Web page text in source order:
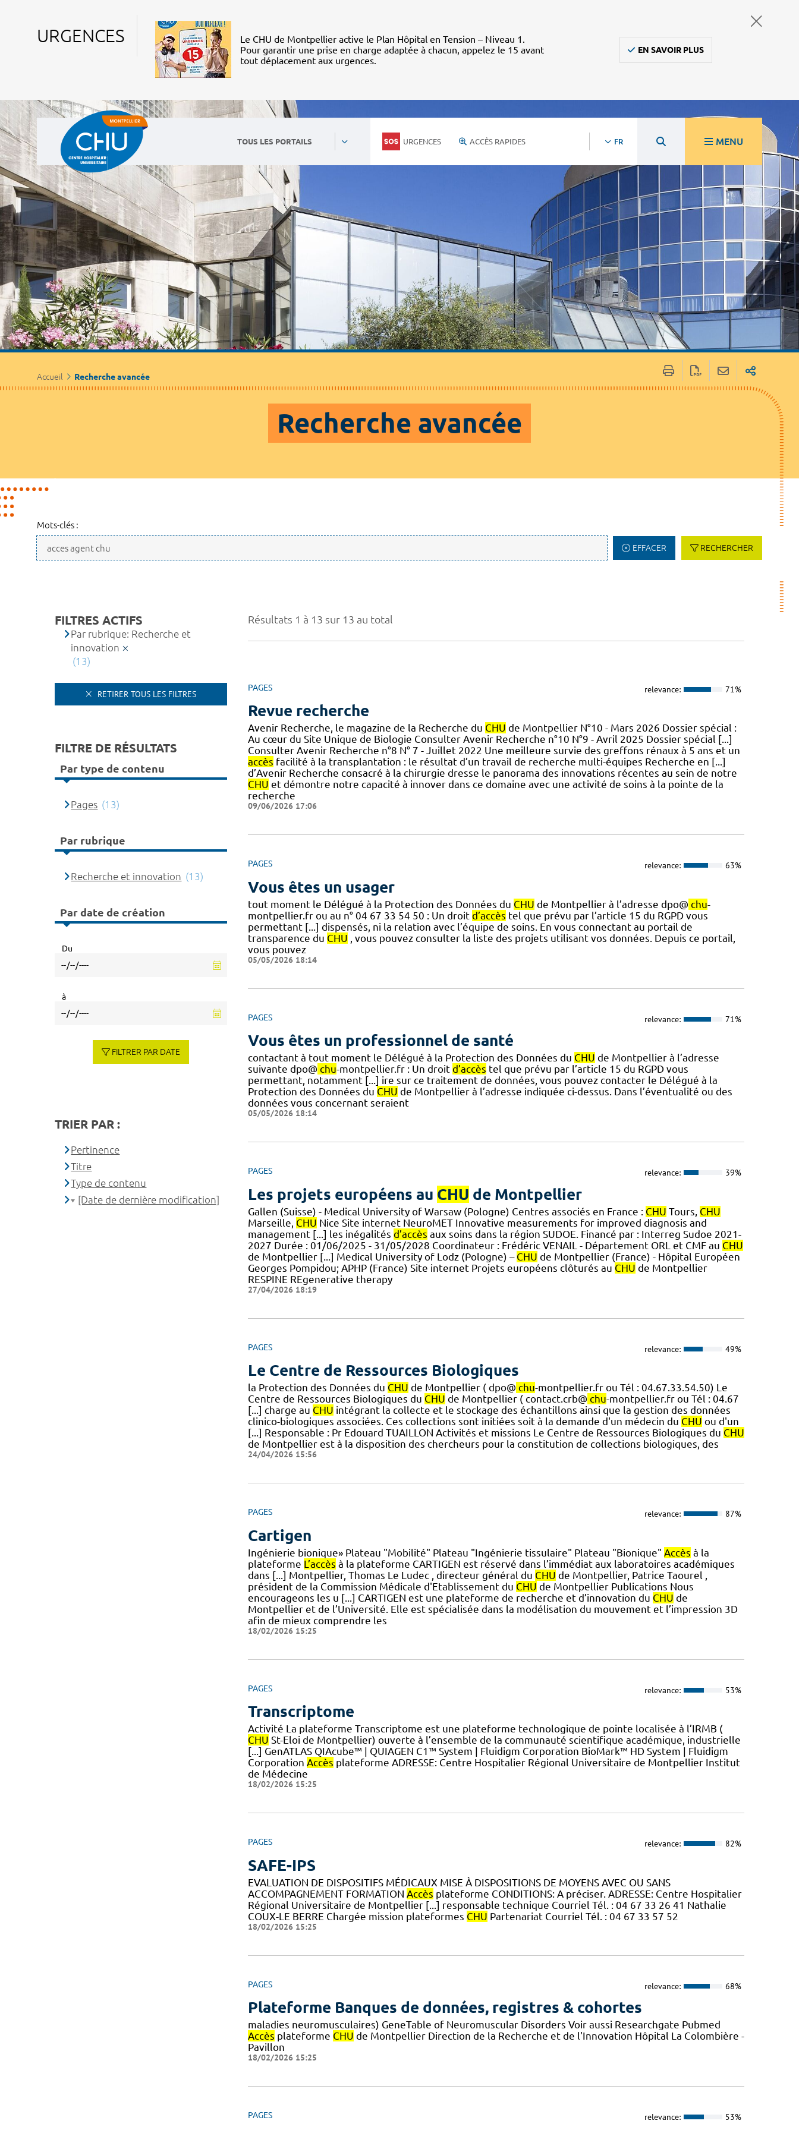
URGENCES
Le CHU de Montpellier active le Plan Hôpital en Tension – Niveau 1.
Pour garantir une prise en charge adaptée à chacun, appelez le 15 avant
tout déplacement aux urgences.
EN SAVOIR PLUS
TOUS LES PORTAILS URGENCES ACCÈS RAPIDES FR MENU
Accueil Recherche avancée
Recherche avancée
Mots-clés :
EFFACER RECHERCHER
Résultats 1 à 13 sur 13 au total
PAGES relevance: 71%
Revue recherche
Avenir Recherche, le magazine de la Recherche du CHU de Montpellier N°10 - Mars 2026 Dossier spécial :
Au cœur du Site Unique de Biologie Consulter Avenir Recherche n°10 N°9 - Avril 2025 Dossier spécial [...]
Consulter Avenir Recherche n°8 N° 7 - Juillet 2022 Une meilleure survie des greffons rénaux à 5 ans et un
accès facilité à la transplantation : le résultat d’un travail de recherche multi-équipes Recherche en [...]
d’Avenir Recherche consacré à la chirurgie dresse le panorama des innovations récentes au sein de notre
CHU et démontre notre capacité à innover dans ce domaine avec une activité de soins à la pointe de la
recherche
09/06/2026 17:06
PAGES relevance: 63%
Vous êtes un usager
tout moment le Délégué à la Protection des Données du CHU de Montpellier à l’adresse dpo@ chu-
montpellier.fr ou au n° 04 67 33 54 50 : Un droit d’accès tel que prévu par l’article 15 du RGPD vous
permettant [...] dispensés, ni la relation avec l’équipe de soins. En vous connectant au portail de
transparence du CHU , vous pouvez consulter la liste des projets utilisant vos données. Depuis ce portail,
vous pouvez
05/05/2026 18:14
PAGES relevance: 71%
Vous êtes un professionnel de santé
contactant à tout moment le Délégué à la Protection des Données du CHU de Montpellier à l’adresse
suivante dpo@ chu-montpellier.fr : Un droit d’accès tel que prévu par l’article 15 du RGPD vous
permettant, notamment [...] ire sur ce traitement de données, vous pouvez contacter le Délégué à la
Protection des Données du CHU de Montpellier à l’adresse indiquée ci-dessus. Dans l’éventualité ou des
données vous concernant seraient
05/05/2026 18:14
PAGES relevance: 39%
Les projets européens au CHU de Montpellier
Gallen (Suisse) - Medical University of Warsaw (Pologne) Centres associés en France : CHU Tours, CHU
Marseille, CHU Nice Site internet NeuroMET Innovative measurements for improved diagnosis and
management [...] les inégalités d’accès aux soins dans la région SUDOE. Financé par : Interreg Sudoe 2021-
2027 Durée : 01/06/2025 - 31/05/2028 Coordinateur : Frédéric VENAIL - Département ORL et CMF au CHU
de Montpellier [...] Medical University of Lodz (Pologne) – CHU de Montpellier (France) - Hôpital Européen
Georges Pompidou; APHP (France) Site internet Projets européens clôturés au CHU de Montpellier
RESPINE REgenerative therapy
27/04/2026 18:19
PAGES relevance: 49%
Le Centre de Ressources Biologiques
la Protection des Données du CHU de Montpellier ( dpo@ chu-montpellier.fr ou Tél : 04.67.33.54.50) Le
Centre de Ressources Biologiques du CHU de Montpellier ( contact.crb@ chu-montpellier.fr ou Tél : 04.67
[...] charge au CHU intégrant la collecte et le stockage des échantillons ainsi que la gestion des données
clinico-biologiques associées. Ces collections sont initiées soit à la demande d'un médecin du CHU ou d'un
[...] Responsable : Pr Edouard TUAILLON Activités et missions Le Centre de Ressources Biologiques du CHU
de Montpellier est à la disposition des chercheurs pour la constitution de collections biologiques, des
24/04/2026 15:56
PAGES relevance: 87%
Cartigen
Ingénierie bionique» Plateau "Mobilité" Plateau "Ingénierie tissulaire" Plateau "Bionique" Accès à la
plateforme L’accès à la plateforme CARTIGEN est réservé dans l’immédiat aux laboratoires académiques
dans [...] Montpellier, Thomas Le Ludec , directeur général du CHU de Montpellier, Patrice Taourel ,
président de la Commission Médicale d'Etablissement du CHU de Montpellier Publications Nous
encourageons les u [...] CARTIGEN est une plateforme de recherche et d’innovation du CHU de
Montpellier et de l’Université. Elle est spécialisée dans la modélisation du mouvement et l’impression 3D
afin de mieux comprendre les
18/02/2026 15:25
PAGES relevance: 53%
Transcriptome
Activité La plateforme Transcriptome est une plateforme technologique de pointe localisée à l’IRMB (
CHU St-Eloi de Montpellier) ouverte à l’ensemble de la communauté scientifique académique, industrielle
[...] GenATLAS QIAcube™ | QUIAGEN C1™ System | Fluidigm Corporation BioMark™ HD System | Fluidigm
Corporation Accès plateforme ADRESSE: Centre Hospitalier Régional Universitaire de Montpellier Institut
de Médecine
18/02/2026 15:25
PAGES relevance: 82%
SAFE-IPS
EVALUATION DE DISPOSITIFS MÉDICAUX MISE À DISPOSITIONS DE MOYENS AVEC OU SANS
ACCOMPAGNEMENT FORMATION Accès plateforme CONDITIONS: A préciser. ADRESSE: Centre Hospitalier
Régional Universitaire de Montpellier [...] responsable technique Courriel Tél. : 04 67 33 26 41 Nathalie
COUX-LE BERRE Chargée mission plateformes CHU Partenariat Courriel Tél. : 04 67 33 57 52
18/02/2026 15:25
PAGES relevance: 68%
Plateforme Banques de données, registres & cohortes
maladies neuromusculaires) GeneTable of Neuromuscular Disorders Voir aussi Researchgate Pubmed
Accès plateforme CHU de Montpellier Direction de la Recherche et de l'Innovation Hôpital La Colombière -
Pavillon
18/02/2026 15:25
PAGES relevance: 53%
FILTRES ACTIFS
Par rubrique: Recherche et
innovation
(13)
RETIRER TOUS LES FILTRES
FILTRE DE RÉSULTATS
Par type de contenu
Pages (13)
Par rubrique
Recherche et innovation (13)
Par date de création
Du
à
FILTRER PAR DATE
TRIER PAR :
Pertinence
Titre
Type de contenu
[Date de dernière modification]